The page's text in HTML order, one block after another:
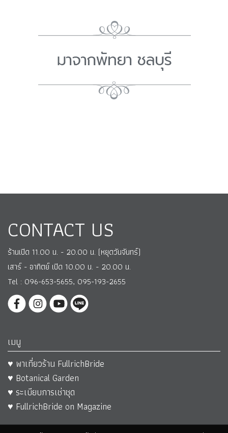
CONTACT US
ร้านเปิด 11.00 น. - 20.00 น. (หยุดวันจันทร์)
เสาร์ - อาทิตย์ เปิด 10.00 น. - 20.00 น.
Tel : 096-653-5655, 095-193-2655
เมนู
♥ พาเที่ยวร้าน FullrichBride
♥ Botanical Garden
♥ ระเบียบการเช่าชุด
♥ FullrichBride on Magazine